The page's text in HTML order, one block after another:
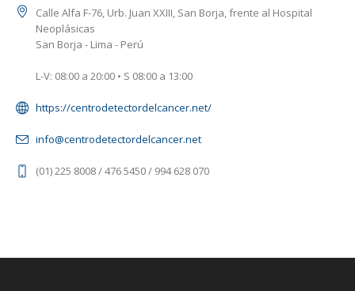
Calle Alfa F-76, Urb. Juan XXIII, San Borja, frente al Hospital
Neoplásicas
San Borja - Lima - Perú
L-V: 08:00 a 20:00 • S 08:00 a 13:00
https://centrodetectordelcancer.net/
info@centrodetectordelcancer.net
(01) 225 8008 / 476 5450 / 994 628 070